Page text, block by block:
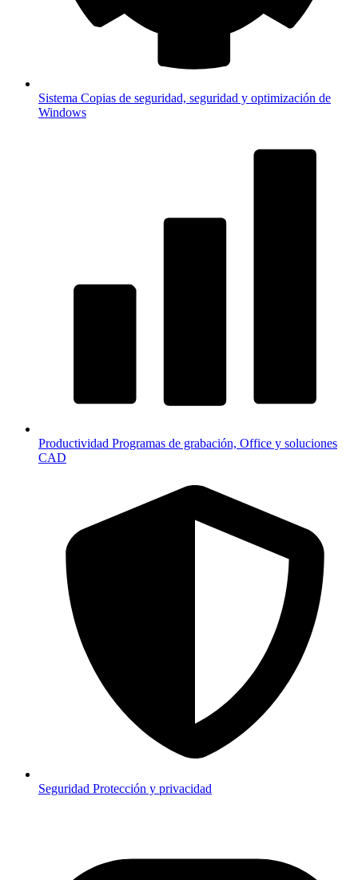
Sistema Copias de seguridad, seguridad y optimización de
Windows
Productividad Programas de grabación, Office y soluciones
CAD
Seguridad Protección y privacidad